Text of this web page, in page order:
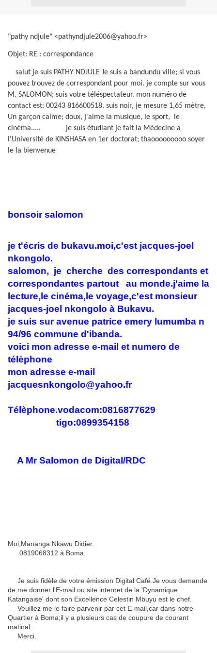
"pathy ndjule" <pathyndjule2006@yahoo.fr>
Objet: RE : correspondance
salut je suis PATHY NDJULE Je suis a bandundu ville; si vous
pouvez trouvez de correspondant pour moi. je compte sur vous
M. SALOMON; suis votre téléspectateur. mon numéro de
contact est: 00243 816600518. suis noir, je mesure 1,65 mètre,
Un garçon calme; doux, j'aime la musique, le sport,
le
cinéma.....
je suis étudiant je fait la Médecine a
l'Université de KINSHASA en 1er doctorat; thaooooooooo soyer
le la bienvenue
bonsoir salomon
je t'écris de bukavu.moi,c'est jacques-joel
nkongolo.
salomon, je cherche des correspondants et
correspondantes partout au monde.j'aime la
lecture,le cinéma,le voyage,c'est monsieur
jacques-joel nkongolo à Bukavu.
je suis sur avenue patrice emery lumumba n
94/96 commune d'ibanda.
voici mon adresse e-mail et numero de
télèphone
mon adresse e-mail
jacquesnkongolo@yahoo.fr
Télèphone.vodacom:0816877629
tigo:0899354158
A Mr Salomon de Digital/RDC
Moi,Mananga Nkawu Didier.
0819068312 à Boma.
Je suis fidèle de votre émission Digital Café.Je vous demande
de me donner l'E-mail ou site internet de la 'Dynamique
Katangaise' dont son Excellence Celestin Mbuyu est le chef.
Veuillez me le faire parvenir par cet E-mail,car dans notre
Quartier à Boma;il y a plusieurs cas de coupure de courant
matinal.
Merci.